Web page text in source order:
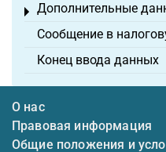
Дополнительные
Toggle menu
Сообщение в
Конец ввода данных
О нас
Правовая информация
Общие положения и